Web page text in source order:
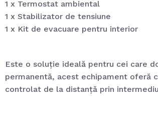
1 x Termostat ambiental
1 x Stabilizator de tensiune
1 x Kit de evacuare pentru interior
Este o soluție ideală pentru cei care
permanentă, acest echipament oferă
controlat de la distanță prin